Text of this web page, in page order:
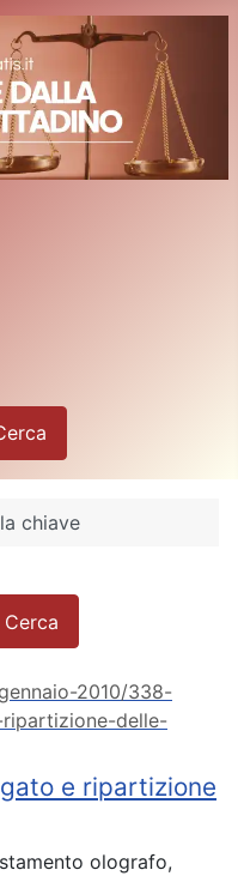
chiave
Cerca
e ripartizione
2010/338-
delle-
olografo,